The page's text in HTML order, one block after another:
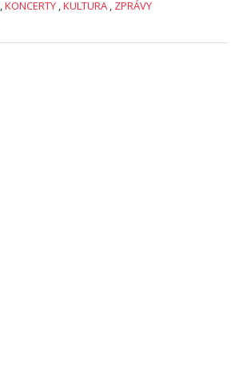
,KONCERTY ,KULTURA , ZPRÁVY